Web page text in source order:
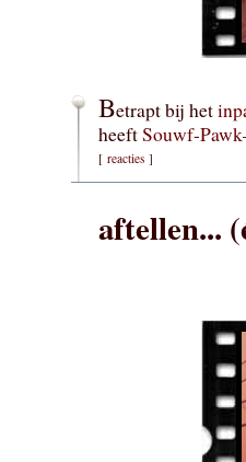
Betrapt bij het
heeftSouwf-Pawk
[ reacties ]
aftellen...